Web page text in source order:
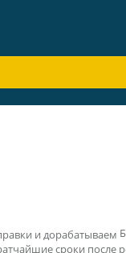
сроки после